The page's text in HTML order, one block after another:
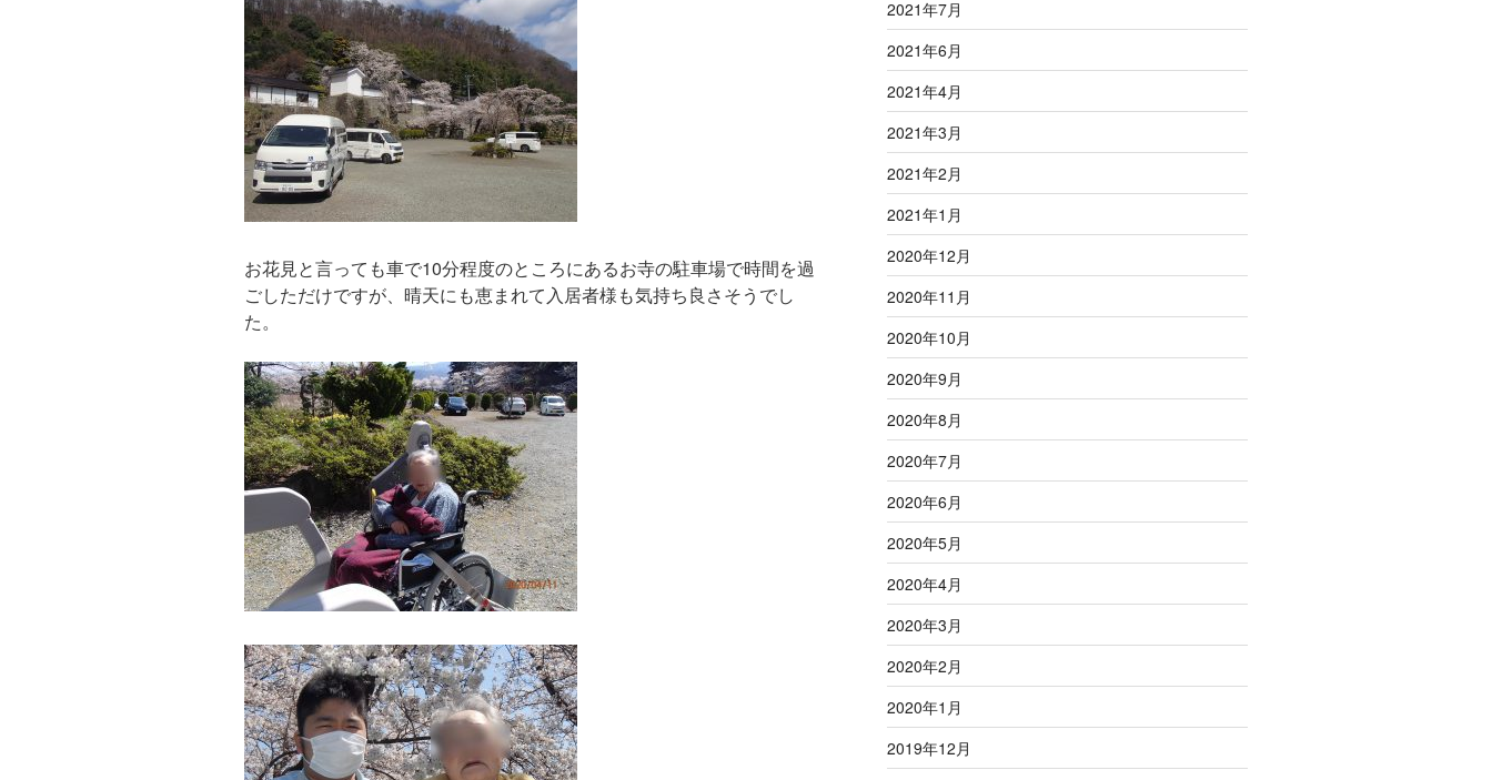
お花見と言っても車で10分程度のところにあるお寺の駐車場で時間を過
ごしただけですが、晴天にも恵まれて入居者様も気持ち良さそうでし
た。
2021年7月
2021年6月
2021年4月
2021年3月
2021年2月
2021年1月
2020年12月
2020年11月
2020年10月
2020年9月
2020年8月
2020年7月
2020年6月
2020年5月
2020年4月
2020年3月
2020年2月
2020年1月
2019年12月